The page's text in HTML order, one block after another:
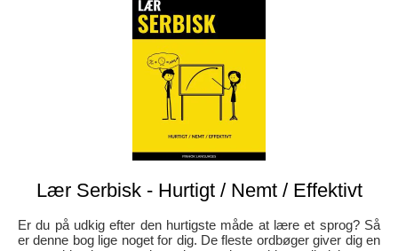
Lær Serbisk - Hurtigt / Nemt / Effektivt
Er du på udkig efter den hurtigste måde at lære et sprog? Så
er denne bog lige noget for dig. De fleste ordbøger giver dig en